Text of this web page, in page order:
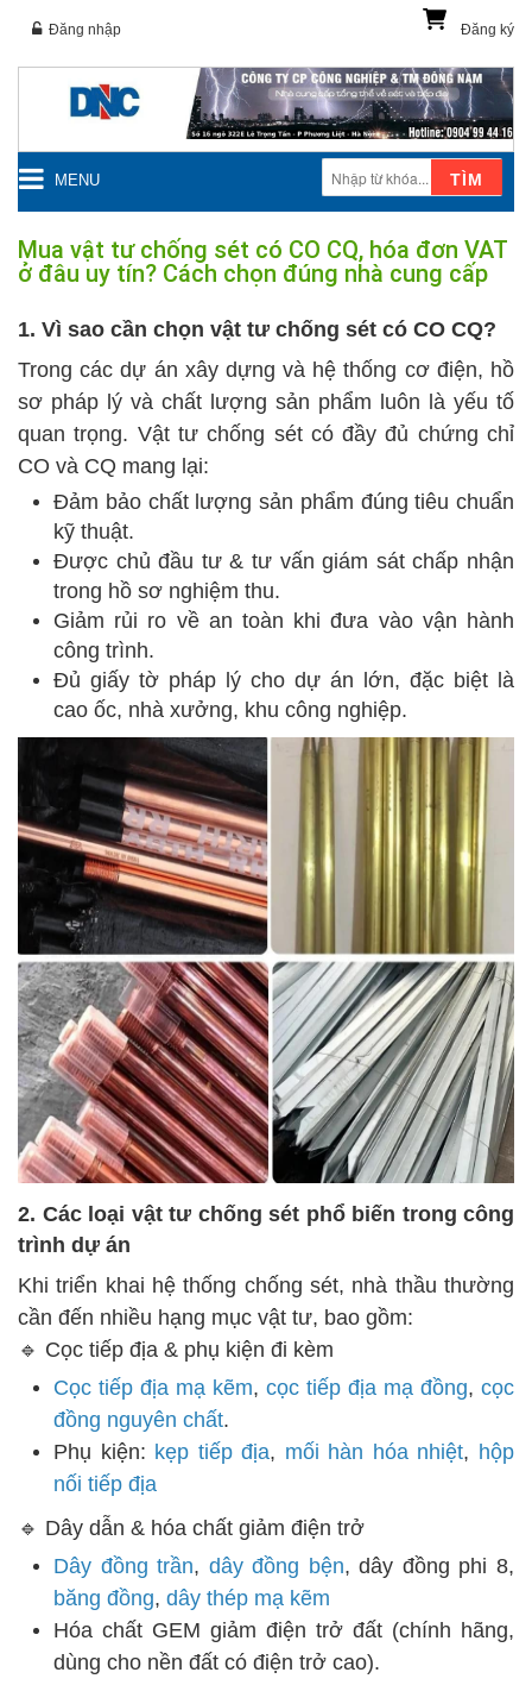
Đăng ký
Đăng nhập
MENU TÌM
Mua vật tư chống sét có CO CQ, hóa đơn VAT
ở đâu uy tín? Cách chọn đúng nhà cung cấp
1. Vì sao cần chọn vật tư chống sét có CO CQ?
Trong các dự án xây dựng và hệ thống cơ điện, hồ
sơ pháp lý và chất lượng sản phẩm luôn là yếu tố
quan trọng. Vật tư chống sét có đầy đủ chứng chỉ
CO và CQ mang lại:
Đảm bảo chất lượng sản phẩm đúng tiêu chuẩn
kỹ thuật.
Được chủ đầu tư & tư vấn giám sát chấp nhận
trong hồ sơ nghiệm thu.
Giảm rủi ro về an toàn khi đưa vào vận hành
công trình.
Đủ giấy tờ pháp lý cho dự án lớn, đặc biệt là
cao ốc, nhà xưởng, khu công nghiệp.
2. Các loại vật tư chống sét phổ biến trong công
trình dự án
Khi triển khai hệ thống chống sét, nhà thầu thường
cần đến nhiều hạng mục vật tư, bao gồm:
🔹 Cọc tiếp địa & phụ kiện đi kèm
Cọc tiếp địa mạ kẽm, cọc tiếp địa mạ đồng, cọc
đồng nguyên chất.
Phụ kiện: kẹp tiếp địa, mối hàn hóa nhiệt, hộp
nối tiếp địa
🔹 Dây dẫn & hóa chất giảm điện trở
Dây đồng trần, dây đồng bện, dây đồng phi 8,
băng đồng, dây thép mạ kẽm
Hóa chất GEM giảm điện trở đất (chính hãng,
dùng cho nền đất có điện trở cao).